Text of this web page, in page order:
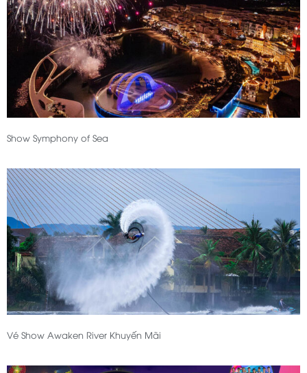
Show Symphony of Sea
Vé Show Awaken River Khuyến Mãi